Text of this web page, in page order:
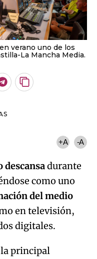
verano uno de los
La Mancha Media.
Telegram
Copiar
+A -A
descansadurante
como uno
del medio
en televisión,
digitales.
principal